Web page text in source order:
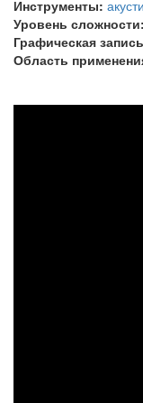
Инструменты:
Уровень сложности:
Графическая
Область